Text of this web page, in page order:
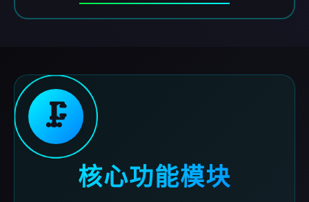
🗜️
核心功能模块